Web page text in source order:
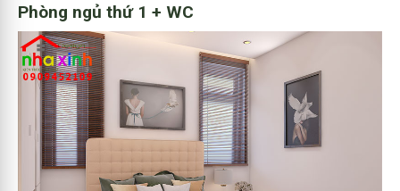
Phòng ngủ thứ 1 + WC